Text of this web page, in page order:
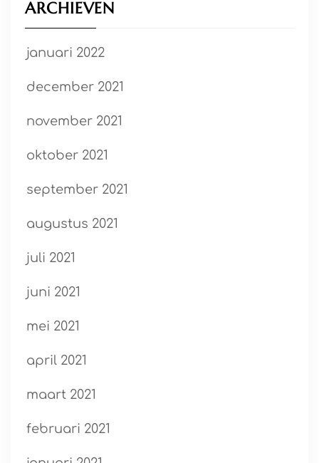
ARCHIEVEN
januari 2022
december 2021
november 2021
oktober 2021
september 2021
augustus 2021
juli 2021
juni 2021
mei 2021
april 2021
maart 2021
februari 2021